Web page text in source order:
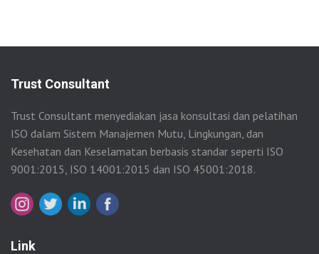
Trust Consultant
Trust Consultant menyediakan jasa konsultasi dan pelatihan
ISO dalam Sistem Manajemen Mutu, Lingkungan, dan
Kesehatan dan Keselamatan berbasis standar seperti ISO
9001:2015, ISO 14001:2015 dan ISO 45001:2018.
Link